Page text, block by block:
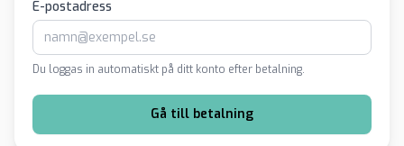
E-postadress
Du loggas in automatiskt på ditt konto efter betalning.
Gå till betalning